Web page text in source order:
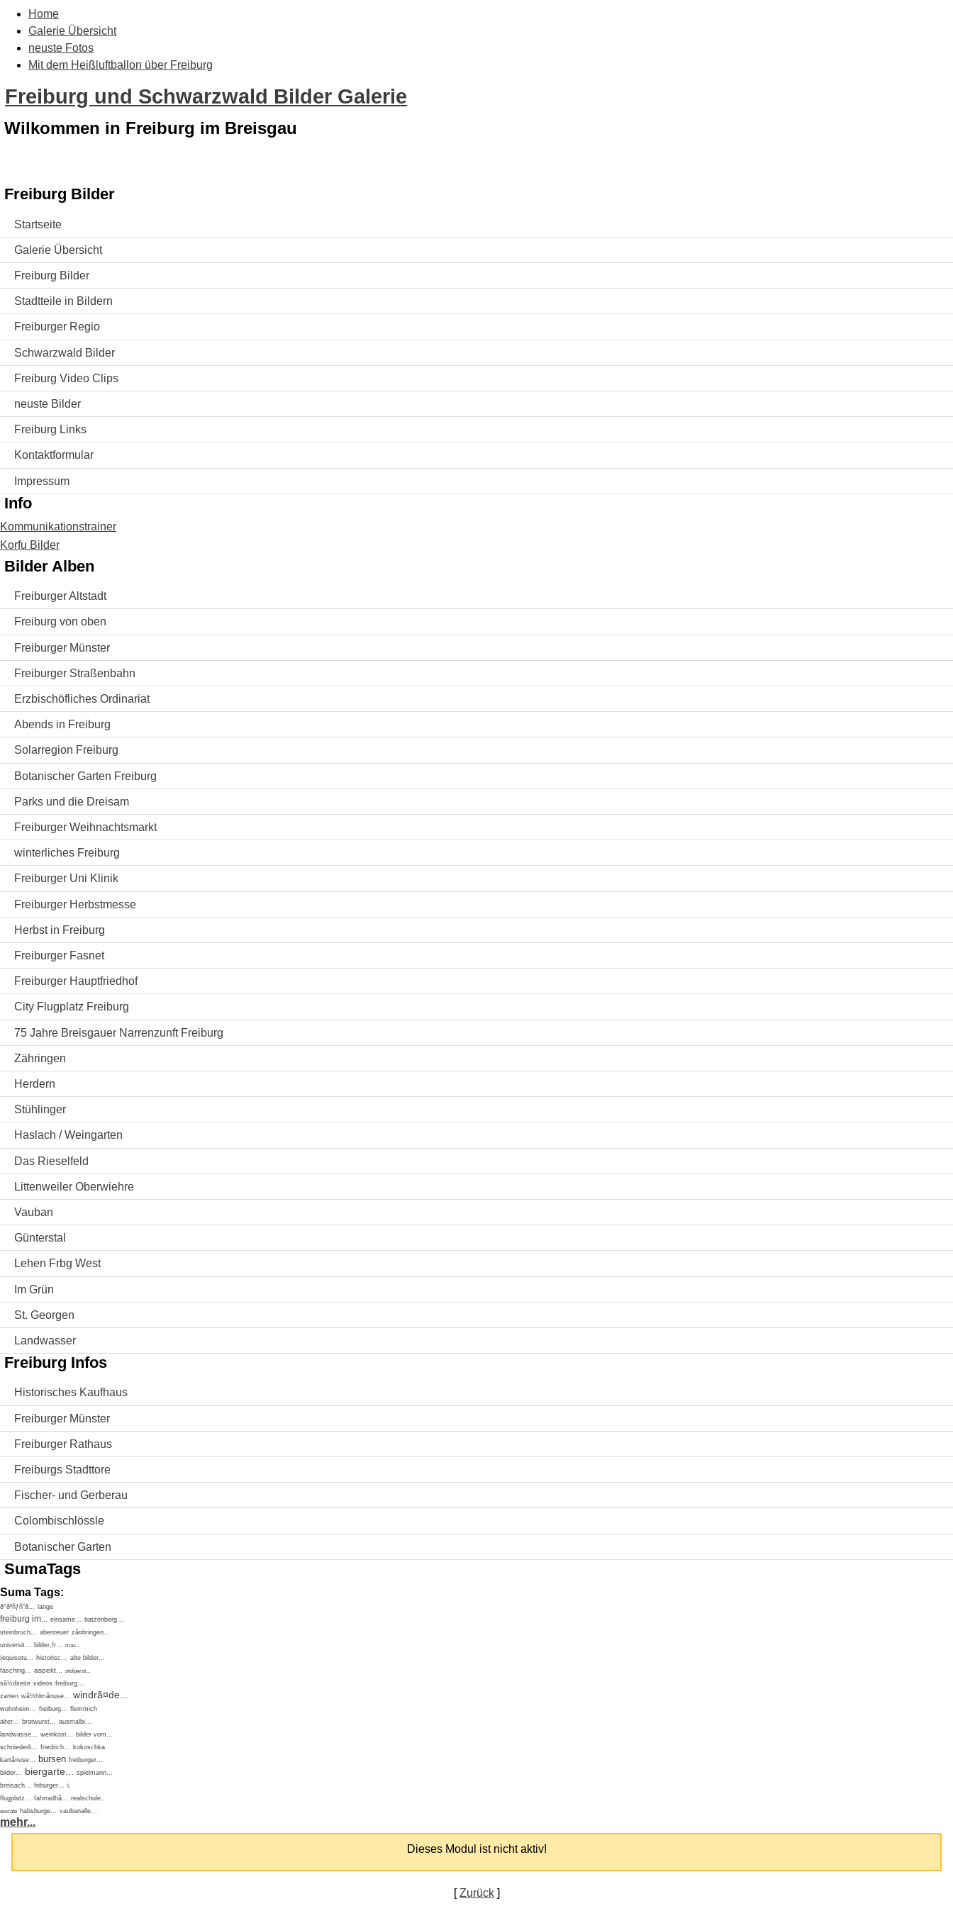
Home
Galerie Übersicht
neuste Fotos
Mit dem Heißluftballon über Freiburg
Freiburg und Schwarzwald Bilder Galerie
Wilkommen in Freiburg im Breisgau
Freiburg Bilder
Startseite
Galerie Übersicht
Freiburg Bilder
Stadtteile in Bildern
Freiburger Regio
Schwarzwald Bilder
Freiburg Video Clips
neuste Bilder
Freiburg Links
Kontaktformular
Impressum
Info
Kommunikationstrainer
Korfu Bilder
Bilder Alben
Freiburger Altstadt
Freiburg von oben
Freiburger Münster
Freiburger Straßenbahn
Erzbischöfliches Ordinariat
Abends in Freiburg
Solarregion Freiburg
Botanischer Garten Freiburg
Parks und die Dreisam
Freiburger Weihnachtsmarkt
winterliches Freiburg
Freiburger Uni Klinik
Freiburger Herbstmesse
Herbst in Freiburg
Freiburger Fasnet
Freiburger Hauptfriedhof
City Flugplatz Freiburg
75 Jahre Breisgauer Narrenzunft Freiburg
Zähringen
Herdern
Stühlinger
Haslach / Weingarten
Das Rieselfeld
Littenweiler Oberwiehre
Vauban
Günterstal
Lehen Frbg West
Im Grün
St. Georgen
Landwasser
Freiburg Infos
Historisches Kaufhaus
Freiburger Münster
Freiburger Rathaus
Freiburgs Stadttore
Fischer- und Gerberau
Colombischlössle
Botanischer Garten
SumaTags
Suma Tags:
ð°ðºñƒñˆð... lange
freiburg im... einsame... batzenberg...
steinbruch... abenteuer zã¤hringen...
universit... bilder,fr... max...
(equisetu... historisc... alte bilder...
fasching... aspekt... stolperst...
sã½dseite videos freiburg...
zarten wã½hlmã¤use... windrã¤de...
wohnheim... freiburg... flemmich
alter... bratwurst... ausmalbi...
landwasse... weinkost... bilder vom...
schniederli... friedrich... kokoschka
kartã¤use...
bursen freiburger...
bilder... biergarte...
spielmann...
breisach... friburger... i,
flugplatz... fahrradhã... realschule...
eiscafe habsburge... vaubanalle...
mehr...
Dieses Modul ist nicht aktiv!
Zurück]